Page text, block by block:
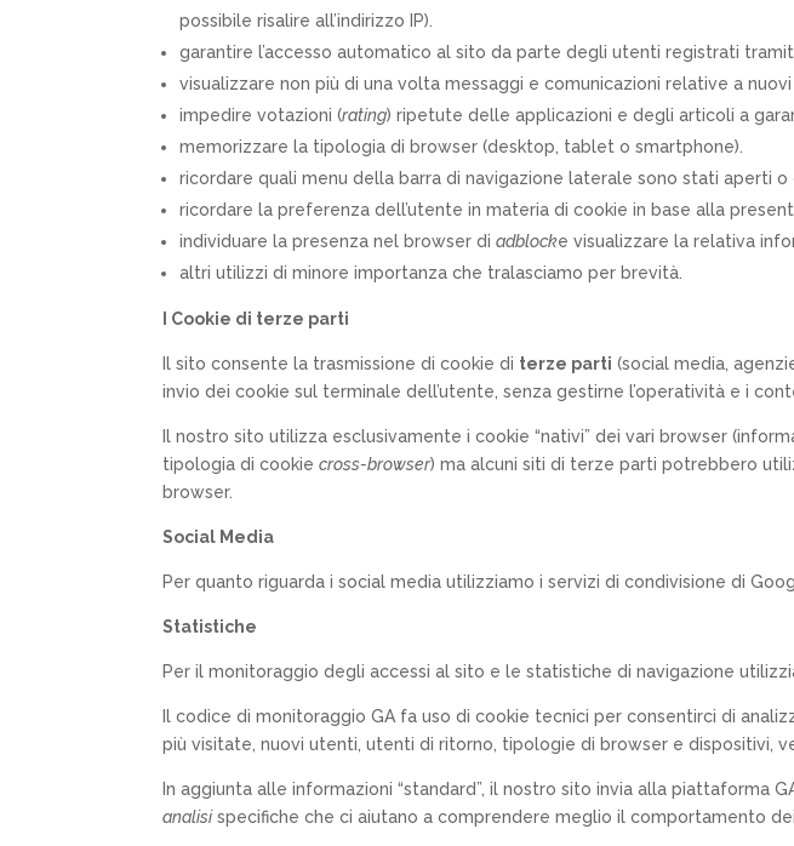
possibile risalire all’indirizzo IP).
garantire l’accesso automatico al sito da parte degli utenti registrati
visualizzare non più di una volta messaggi e comunicazioni relative a
impedire votazioni (rating) ripetute delle applicazioni e degli articoli a
memorizzare la tipologia di browser (desktop, tablet o smartphone).
ricordare quali menu della barra di navigazione laterale sono stati aperti o
ricordare la preferenza dell’utente in materia di cookie in base alla
individuare la presenza nel browser diadblocke visualizzare la relativa
altri utilizzi di minore importanza che tralasciamo per brevità.
I Cookie di terze parti
Il sito consente la trasmissione di cookie di terze parti (social media,
invio dei cookie sul terminale dell’utente, senza gestirne l’operatività e i
Il nostro sito utilizza esclusivamente i cookie “nativi” dei vari browser
tipologia di cookiecross-browser) ma alcuni siti di terze parti potrebbero
browser.
Social Media
Per quanto riguarda i social media utilizziamo i servizi di condivisione di
Statistiche
Per il monitoraggio degli accessi al sito e le statistiche di navigazione
Il codice di monitoraggio GA fa uso di cookie tecnici per consentirci di
più visitate, nuovi utenti, utenti di ritorno, tipologie di browser e dispositivi,
In aggiunta alle informazioni “standard”, il nostro sito invia alla piattaforma
analisispecifiche che ci aiutano a comprendere meglio il comportamento